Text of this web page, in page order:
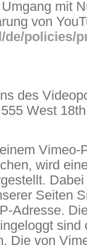
mit
von
de/policies/
des
West
Vimeo-
wird
Seiten
Adresse.
sind
Die von